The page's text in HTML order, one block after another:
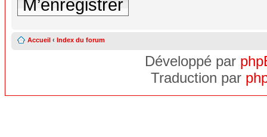
M’enregistrer
Accueil ‹ Index du forum
Développé par
Traduction par